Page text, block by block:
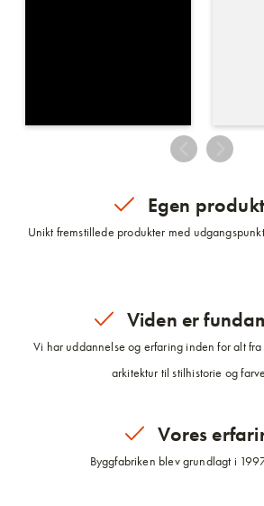
Egen
Unikt fremstillede produkter med
Viden er
Vi har uddannelse og erfaring inden for alt
arkitektur til stilhistorie og
Vores
Byggfabriken blev grundlagt i